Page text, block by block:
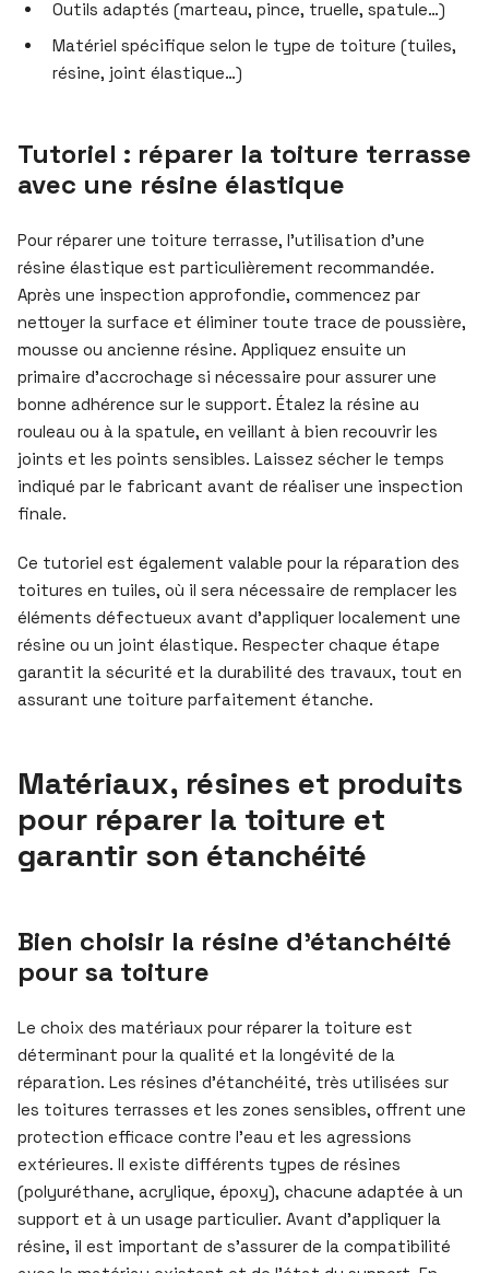
Outils adaptés (marteau, pince, truelle, spatule…)
Matériel spécifique selon le type de toiture (tuiles,
résine, joint élastique…)
Tutoriel : réparer la toiture terrasse
avec une résine élastique
Pour réparer une toiture terrasse, l’utilisation d’une
résine élastique est particulièrement recommandée.
Après une inspection approfondie, commencez par
nettoyer la surface et éliminer toute trace de poussière,
mousse ou ancienne résine. Appliquez ensuite un
primaire d’accrochage si nécessaire pour assurer une
bonne adhérence sur le support. Étalez la résine au
rouleau ou à la spatule, en veillant à bien recouvrir les
joints et les points sensibles. Laissez sécher le temps
indiqué par le fabricant avant de réaliser une inspection
finale.
Ce tutoriel est également valable pour la réparation des
toitures en tuiles, où il sera nécessaire de remplacer les
éléments défectueux avant d’appliquer localement une
résine ou un joint élastique. Respecter chaque étape
garantit la sécurité et la durabilité des travaux, tout en
assurant une toiture parfaitement étanche.
Matériaux, résines et produits
pour réparer la toiture et
garantir son étanchéité
Bien choisir la résine d’étanchéité
pour sa toiture
Le choix des matériaux pour réparer la toiture est
déterminant pour la qualité et la longévité de la
réparation. Les résines d’étanchéité, très utilisées sur
les toitures terrasses et les zones sensibles, offrent une
protection efficace contre l’eau et les agressions
extérieures. Il existe différents types de résines
(polyuréthane, acrylique, époxy), chacune adaptée à un
support et à un usage particulier. Avant d’appliquer la
résine, il est important de s’assurer de la compatibilité